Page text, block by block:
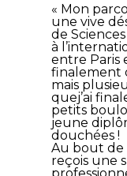
« Mon
une vive
de
à
entre Paris
finalement
mais
quej’ai
petits
jeune
douchées !
Au bout de
reçois une